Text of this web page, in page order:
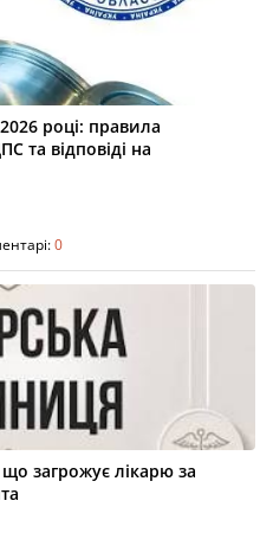
році: правила
та відповіді на
0
загрожує лікарю за